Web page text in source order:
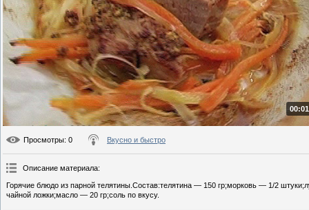
Просмотры: 0 Вкусно и быстро
Описание материала:
Горячие блюдо из парной телятины.Состав:телятина — 150 гр;морковь — 1/2
чайной ложки;масло — 20 гр;соль по вкусу.